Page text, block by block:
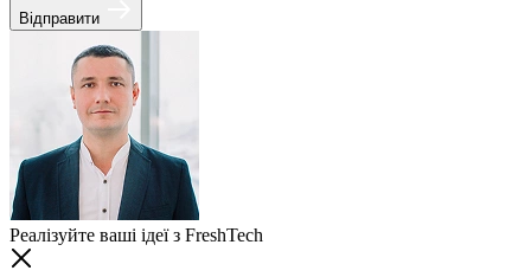
Відправити
Реалізуйте ваші ідеї з FreshTech